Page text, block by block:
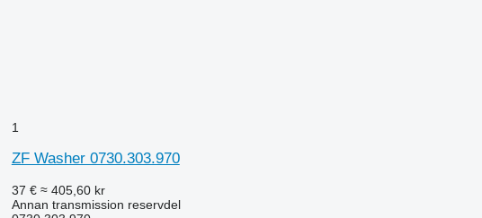
1
ZF Washer 0730.303.970
37 € ≈ 405,60 kr
Annan transmission reservdel